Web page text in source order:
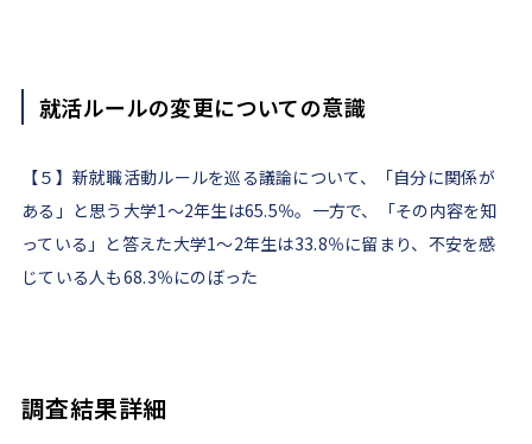
就活ルールの変更についての意識
【５】新就職活動ルールを巡る議論について、「自分に関係が
ある」と思う大学1～2年生は65.5％。一方で、「その内容を知
っている」と答えた大学1～2年生は33.8％に留まり、不安を感
じている人も68.3％にのぼった
調査結果詳細